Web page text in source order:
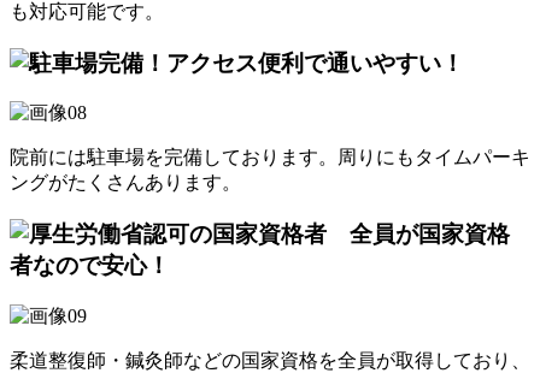
も対応可能です。
院前には駐車場を完備しております。周りにもタイムパーキ
ングがたくさんあります。
柔道整復師・鍼灸師などの国家資格を全員が取得しており、